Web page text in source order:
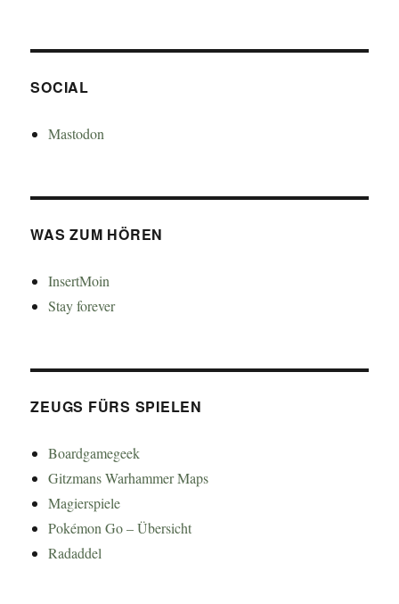
SOCIAL
Mastodon
WAS ZUM HÖREN
InsertMoin
Stay forever
ZEUGS FÜRS SPIELEN
Boardgamegeek
Gitzmans Warhammer Maps
Magierspiele
Pokémon Go – Übersicht
Radaddel